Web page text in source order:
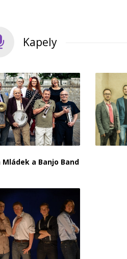
Kapely
Mládek a Banjo Band